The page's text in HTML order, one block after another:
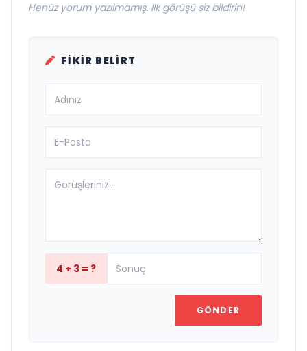
Henüz yorum yazılmamış. İlk görüşü siz bildirin!
FIKIR BELIRT
4 + 3 = ?
GÖNDER